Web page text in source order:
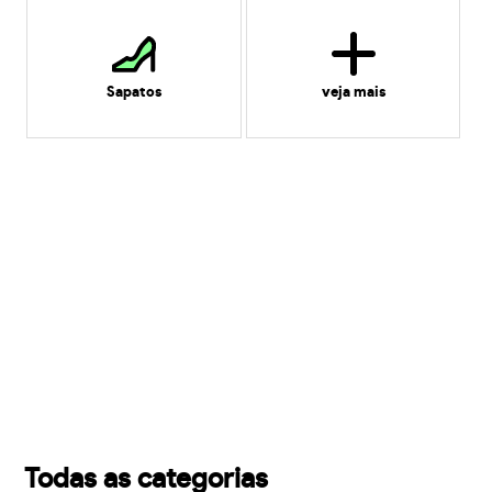
Sapatos veja mais
Todas as categorias